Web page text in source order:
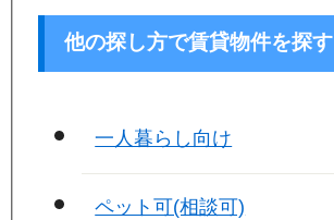
他の探し方で賃貸物件を探す
一人暮らし向け
ペット可(相談可)